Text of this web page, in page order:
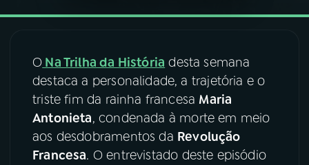
06VIDEOCASTS
07ÚLTIMAS
08FESTIVAL DE MÚSICA
ACOMPANHE A RÁDIO NACIONAL
O Na Trilha da História desta semana
destaca a personalidade, a trajetória e o
triste fim da rainha francesa Maria
Antonieta, condenada à morte em meio
aos desdobramentos da Revolução
Francesa. O entrevistado deste episódio